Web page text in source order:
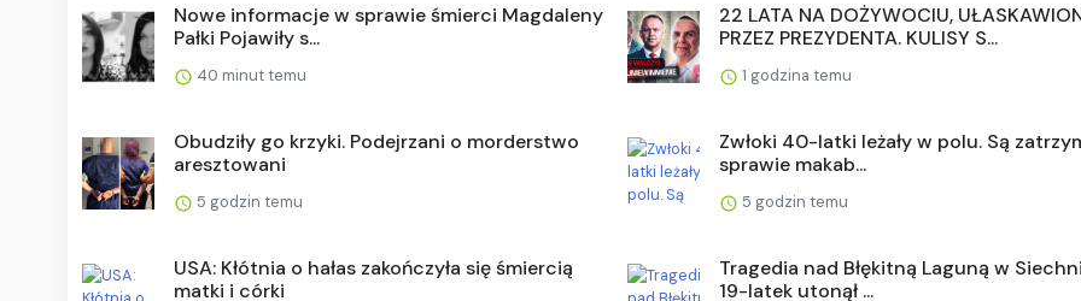
Nowe informacje w sprawie śmierci Magdaleny
Pałki Pojawiły s...
40 minut temu
22 LATA NA DOŻYWOCIU,
PRZEZ PREZYDENTA. KULISY S...
1 godzina temu
Obudziły go krzyki. Podejrzani o morderstwo
aresztowani
5 godzin temu
Zwłoki 40-latki leżały w polu. Są
sprawie makab...
5 godzin temu
USA: Kłótnia o hałas zakończyła się śmiercią
matki i córki
Tragedia nad Błękitną Laguną w
19-latek utonął ...